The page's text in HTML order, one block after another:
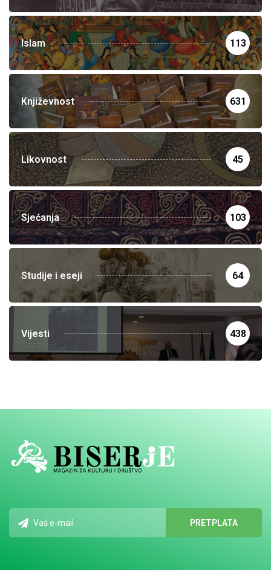
Islam 113
Književnost 631
Likovnost 45
Sjećanja 103
Studije i eseji 64
Vijesti 438